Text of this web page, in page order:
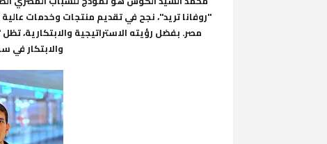
"روفانا تريد"، نجح في تقديم منتجات وخدمات
مصر. بفضل رؤيته الاستراتيجية والابتكارية،
والابتكار في